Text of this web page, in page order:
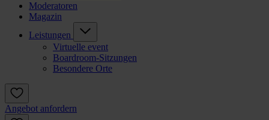
Moderatoren
Magazin
Leistungen
Virtuelle event
Boardroom-Sitzungen
Besondere Orte
Angebot anfordern